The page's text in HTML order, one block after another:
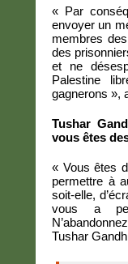
« Par
envoyer un
membres
des
et ne
Palestine
gagnerons »,
Tushar
vous êtes
« Vous êtes
permettre à
soit-elle,
vous a
Tushar